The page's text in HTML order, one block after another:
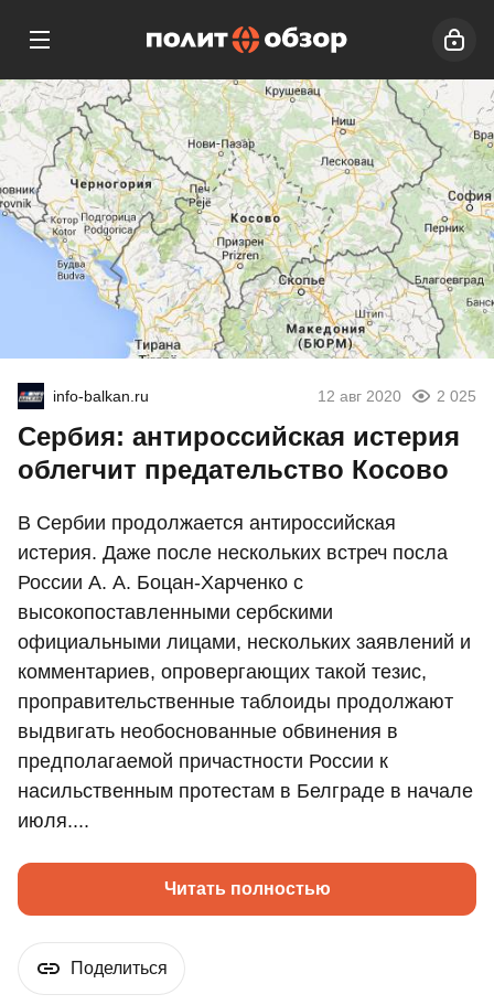
info-balkan.ru 12 авг 2020 2 025
Сербия: антироссийская истерия
облегчит предательство Косово
В Сербии продолжается антироссийская
истерия. Даже после нескольких встреч посла
России А. А. Боцан-Харченко с
высокопоставленными сербскими
официальными лицами, нескольких заявлений и
комментариев, опровергающих такой тезис,
проправительственные таблоиды продолжают
выдвигать необоснованные обвинения в
предполагаемой причастности России к
насильственным протестам в Белграде в начале
июля....
Читать полностью
Поделиться